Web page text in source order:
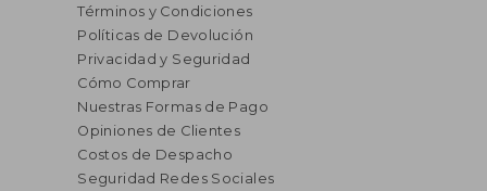
Términos y Condiciones
Políticas de Devolución
Privacidad y Seguridad
Cómo Comprar
Nuestras Formas de Pago
Opiniones de Clientes
Costos de Despacho
Seguridad Redes Sociales